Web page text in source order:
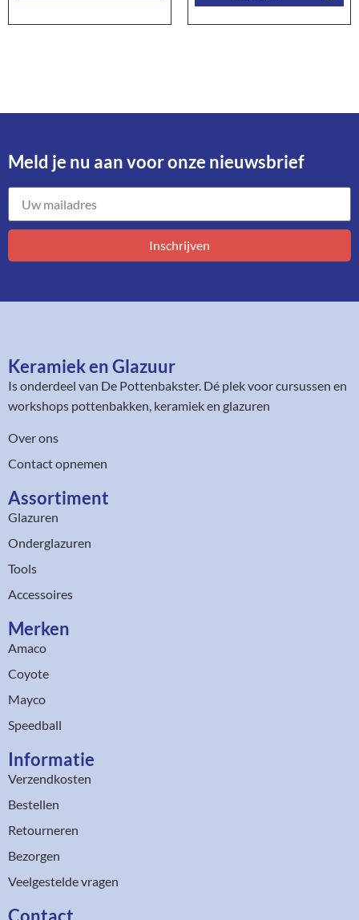
Meld je nu aan voor onze nieuwsbrief​
Inschrijven
Keramiek en Glazuur​
Is onderdeel van De Pottenbakster. Dé plek voor cursussen en
workshops pottenbakken, keramiek en glazuren
Over ons
Contact opnemen
Assortiment​
Glazuren
Onderglazuren
Tools
Accessoires
Merken
Amaco
Coyote
Mayco
Speedball
Informatie
Verzendkosten
Bestellen
Retourneren
Bezorgen
Veelgestelde vragen
Contact